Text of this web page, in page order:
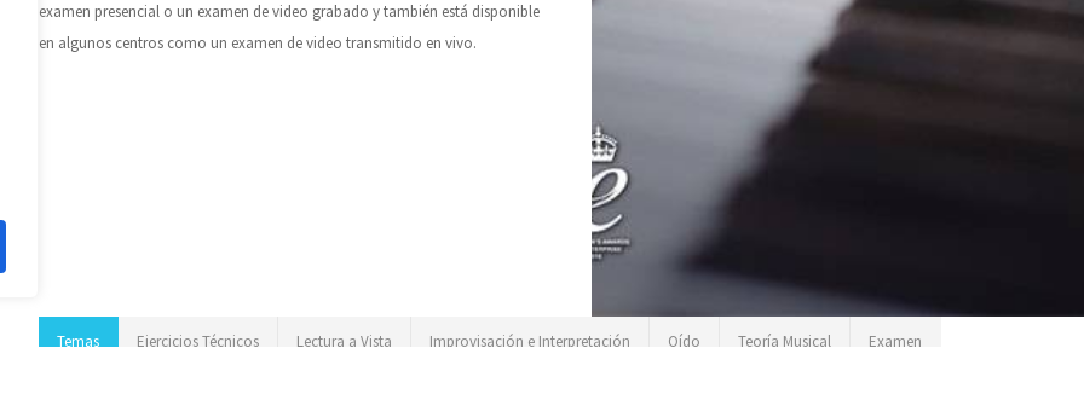
examen presencial o un examen de video grabado y también está disponible
en algunos centros como un examen de video transmitido en vivo.
Temas Ejercicios Técnicos Lectura a Vista Improvisación e Interpretación Oído Teoría Musical Examen